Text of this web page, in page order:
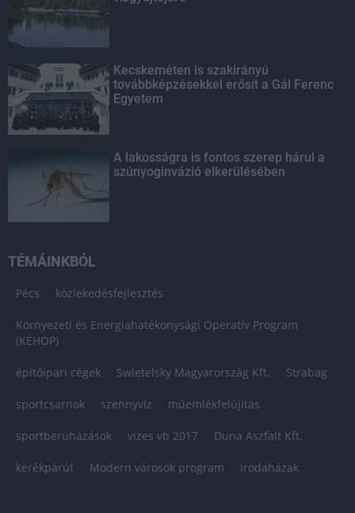
Kecskeméten is szakirányú
továbbképzésekkel erősít a Gál Ferenc
Egyetem
A lakosságra is fontos szerep hárul a
szúnyoginvázió elkerülésében
TÉMÁINKBÓL
Pécs közlekedésfejlesztés
Környezeti és Energiahatékonysági Operatív Program
(KEHOP)
építőipari cégek Swietelsky Magyarország Kft. Strabag
sportcsarnok szennyvíz műemlékfelújítás
sportberuházások vizes vb 2017 Duna Aszfalt Kft.
kerékpárút Modern városok program irodaházak